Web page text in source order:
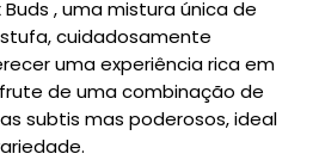
Buds , uma mistura única de
cuidadosamente
uma experiência rica em
de uma combinação de
subtis mas poderosos, ideal